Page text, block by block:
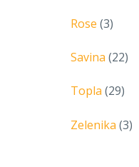
Rose (3)
Savina (22)
Topla (29)
Zelenika (3)